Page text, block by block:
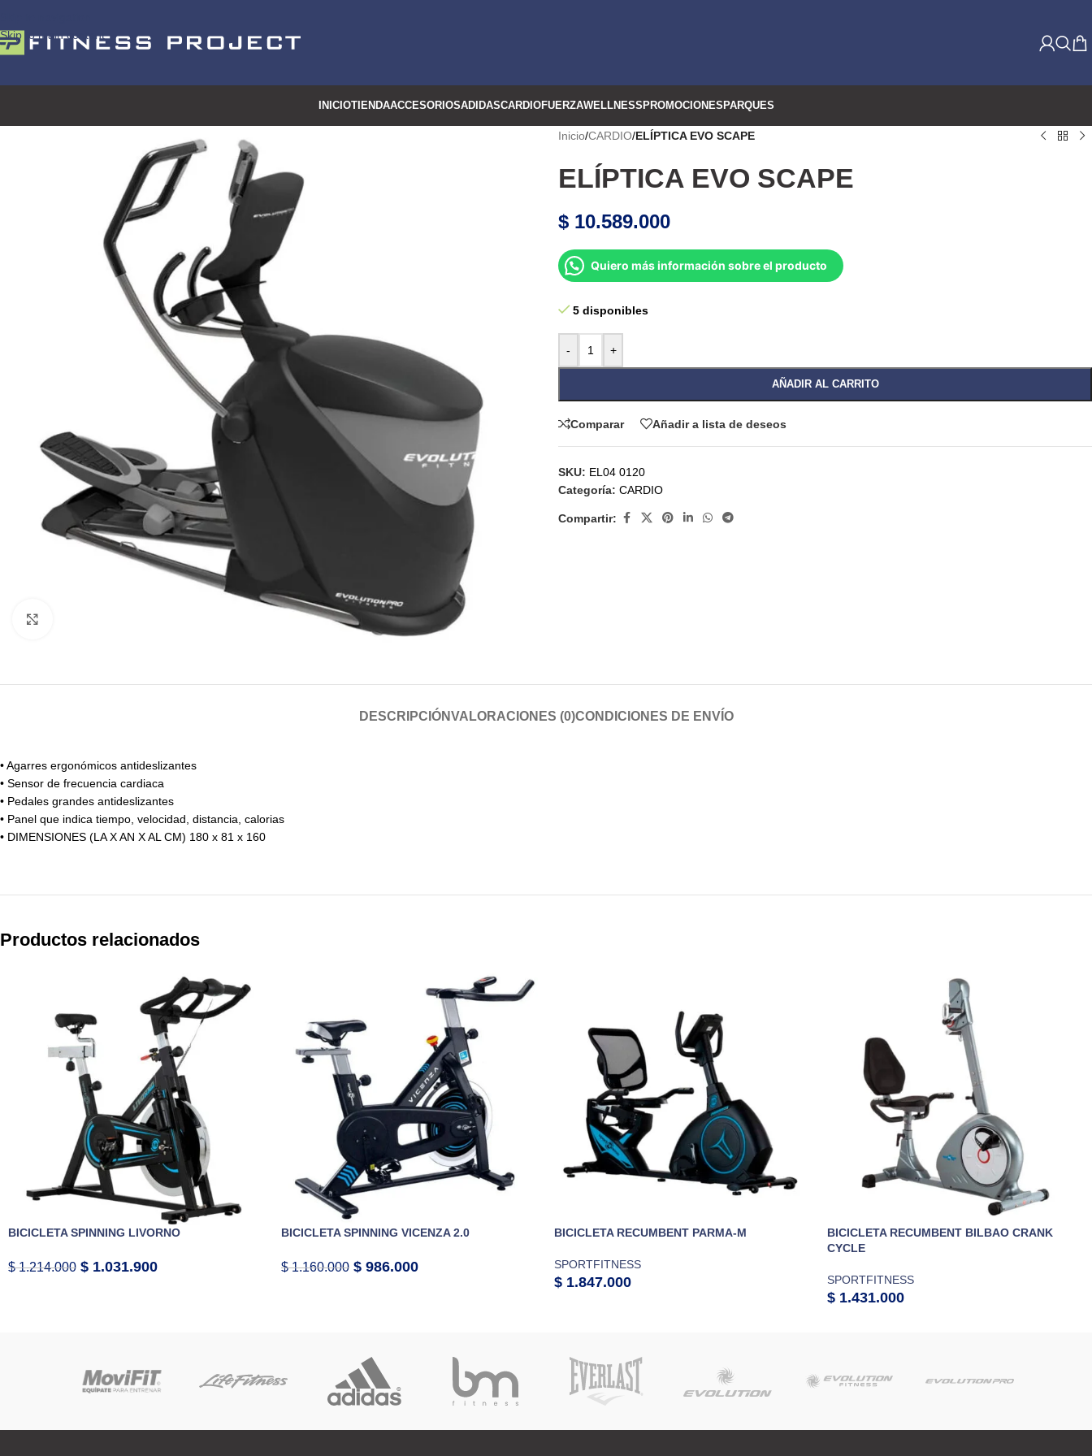
Skip to main content
INICIOTIENDAACCESORIOSADIDASCARDIOFUERZAWELLNESS PROMOCIONES PARQUES
Inicio/CARDIO/ELÍPTICA EVO SCAPE
ELÍPTICA EVO SCAPE
$ 10.589.000
Quiero más información sobre el producto
5 disponibles
- +
AÑADIR AL CARRITO
Comparar Añadir a lista de deseos
SKU: EL04 0120
Categoría: CARDIO
Compartir:
DESCRIPCIÓNVALORACIONES (0)CONDICIONES DE ENVÍO
• Agarres ergonómicos antideslizantes
• Sensor de frecuencia cardiaca
• Pedales grandes antideslizantes
• Panel que indica tiempo, velocidad, distancia, calorias
• DIMENSIONES (LA X AN X AL CM) 180 x 81 x 160
Productos relacionados
BICICLETA SPINNING LIVORNO
$1.214.000 $ 1.031.900
BICICLETA SPINNING VICENZA 2.0
$1.160.000 $ 986.000
BICICLETA RECUMBENT PARMA-M
SPORTFITNESS
$ 1.847.000
BICICLETA RECUMBENT BILBAO CRANK
CYCLE
SPORTFITNESS
$ 1.431.000